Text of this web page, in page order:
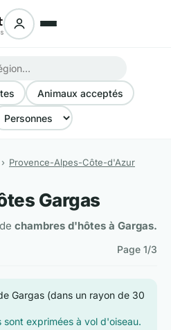
Animaux acceptés
Provence-Alpes-Côte-d'Azur
Gargas
chambres d'hôtes à Gargas.
Page 1/3
Gargas (dans un rayon de 30
exprimées à vol d'oiseau.